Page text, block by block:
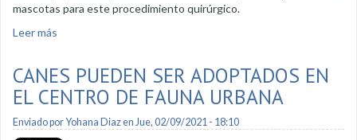
mascotas para este procedimiento quirúrgico.
Leer más
CANES PUEDEN SER ADOPTADOS EN
EL CENTRO DE FAUNA URBANA
Enviado porYohana Diazen Jue, 02/09/2021 - 18:10